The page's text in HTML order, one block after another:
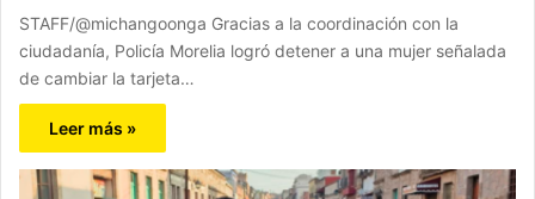
STAFF/@michangoonga Gracias a la coordinación con la
ciudadanía, Policía Morelia logró detener a una mujer señalada
de cambiar la tarjeta…
Leer más »